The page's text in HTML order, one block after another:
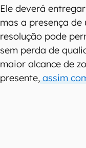
Ele deverá
mas a presença
resolução pode
sem perda de
maior alcance de
presente, assim